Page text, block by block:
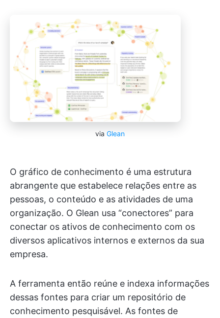
via Glean
O gráfico de conhecimento é uma estrutura
abrangente que estabelece relações entre as
pessoas, o conteúdo e as atividades de uma
organização. O Glean usa “conectores” para
conectar os ativos de conhecimento com os
diversos aplicativos internos e externos da sua
empresa.
A ferramenta então reúne e indexa informações
dessas fontes para criar um repositório de
conhecimento pesquisável. As fontes de